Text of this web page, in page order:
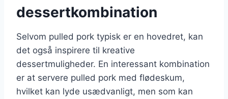
dessertkombination
Selvom pulled pork typisk er en hovedret, kan
det også inspirere til kreative
dessertmuligheder. En interessant kombination
er at servere pulled pork med flødeskum,
hvilket kan lyde usædvanligt, men som kan